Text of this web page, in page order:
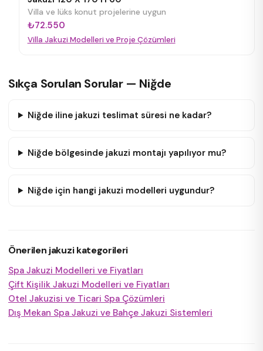
Villa ve lüks konut projelerine uygun
₺72.550
Villa Jakuzi Modelleri ve Proje Çözümleri
Sıkça Sorulan Sorular — Niğde
Niğde iline jakuzi teslimat süresi ne kadar?
Niğde bölgesinde jakuzi montajı yapılıyor mu?
Niğde için hangi jakuzi modelleri uygundur?
Önerilen jakuzi kategorileri
Spa Jakuzi Modelleri ve Fiyatları
Çift Kişilik Jakuzi Modelleri ve Fiyatları
Otel Jakuzisi ve Ticari Spa Çözümleri
Dış Mekan Spa Jakuzi ve Bahçe Jakuzi Sistemleri